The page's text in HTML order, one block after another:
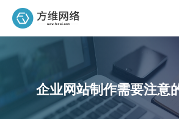
企业网站制作需要注意